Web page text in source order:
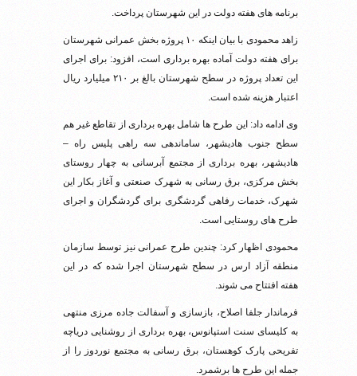
برنامه های هفته دولت در این شهرستان پرداخت.
زاهد محمودی با بیان اینکه ۱۰ پروژه بخش عمرانی شهرستان
برای هفته دولت آماده بهره برداری است، افزود: برای اجرای
این تعداد پروژه در سطح شهرستان بالغ بر ۲۱۰ میلیارد ریال
اعتبار هزینه شده است.
وی ادامه داد: این طرح ها شامل بهره برداری از تقاطع غیر هم
سطح جنوب هادیشهر، ساماندهی سه راهی پلیس راه –
هادیشهر، بهره برداری از مجتمع آبرسانی به چهار روستای
بخش مرکزی، برق رسانی به شهرک صنعتی و آغاز بکار این
شهرک، خدمات رفاهی گردشگری برای گردشگران و اجرای
طرح های روستایی است.
محمودی اظهار کرد: چندین طرح عمرانی نیز توسط سازمان
منطقه آزاد ارس در سطح شهرستان اجرا شده که در این
هفته افتتاح می شوند.
فرماندار جلفا اصلاح، بازسازی و آسفالت جاده مرزی منتهی
به کلیسای سنت استپانوس، بهره برداری از روشنایی دریاچه
تفریحی پارک کوهستان، برق رسانی به مجتمع نوردوز را از
جمله این طرح ها برشمرد.